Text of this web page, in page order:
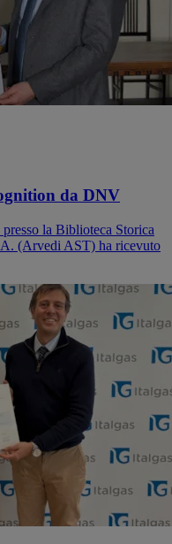
da DNV
la Biblioteca Storica
(Arvedi AST) ha ricevuto